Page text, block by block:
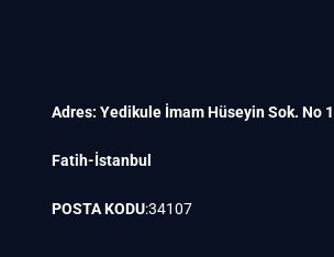
Adres: Yedikule İmam Hüseyin Sok. No 1
Fatih-İstanbul
POSTA KODU:34107